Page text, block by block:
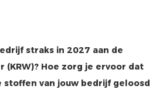
straks in 2027 aan de
(KRW)? Hoe zorg je ervoor dat
stoffen van jouw bedrijf geloosd